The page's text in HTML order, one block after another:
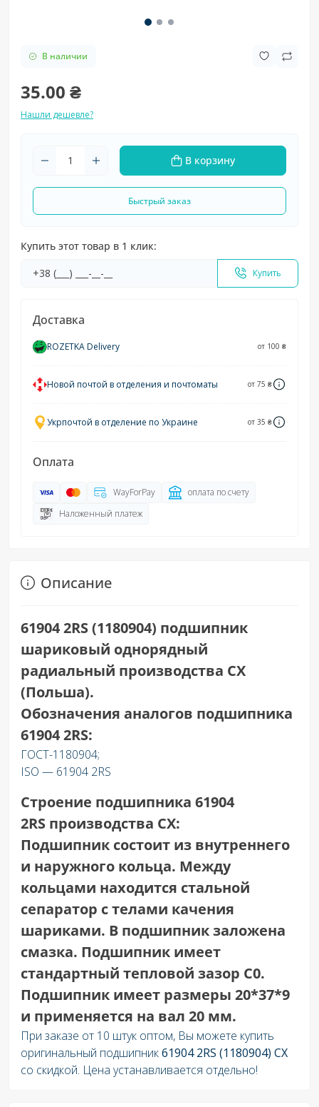
В наличии
35.00 ₴
Нашли дешевле?
В корзину
Быстрый заказ
Купить этот товар в 1 клик:
Купить
Доставка
ROZETKA Delivery от 100 ₴
Новой почтой в отделения и почтоматы от 75 ₴
Укрпочтой в отделение по Украине от 35 ₴
Оплата
WayForPay
оплата по счету
Наложенный платеж
Описание
61904 2RS (1180904) подшипник
шариковый однорядный
радиальный производства CX
(Польша).
Обозначения аналогов подшипника
61904 2RS:
ГОСТ-1180904;
ISO — 61904 2RS
Строение подшипника 61904
2RS производства СХ:
Подшипник состоит из внутреннего
и наружного кольца. Между
кольцами находится стальной
сепаратор с телами качения
шариками. В подшипник заложена
смазка. Подшипник имеет
стандартный тепловой зазор C0.
Подшипник имеет размеры 20*37*9
и применяется на вал 20 мм.
При заказе от 10 штук оптом, Вы можете купить
оригинальный подшипник61904 2RS (1180904) СХ
со скидкой. Цена устанавливается отдельно!